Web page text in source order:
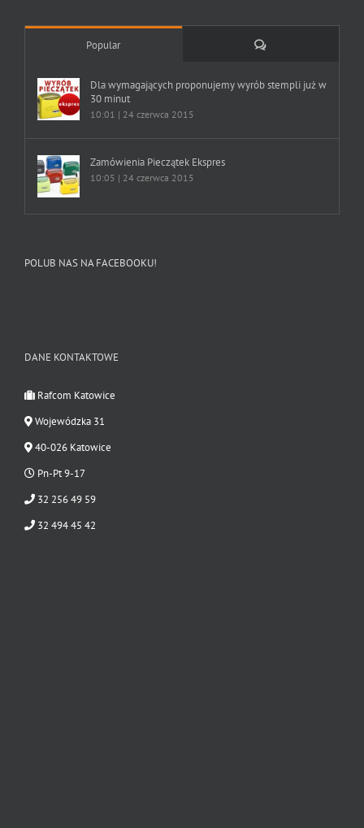
Popular Comments
Dla wymagających proponujemy wyrób stempli już w
30 minut
10:01 | 24 czerwca 2015
Zamówienia Pieczątek Ekspres
10:05 | 24 czerwca 2015
POLUB NAS NA FACEBOOKU!
DANE KONTAKTOWE
Rafcom Katowice
Wojewódzka 31
40-026 Katowice
Pn-Pt 9-17
32 256 49 59
32 494 45 42